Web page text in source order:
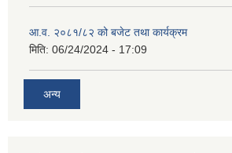
आ.व. २०८१/८२ को बजेट तथा कार्यक्रम
मिति: 06/24/2024 - 17:09
अन्य